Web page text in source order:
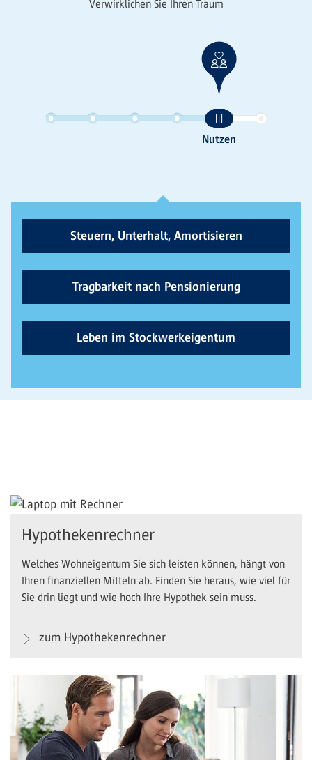
Verwirklichen Sie Ihren Traum
Steuern, Unterhalt, Amortisieren
Tragbarkeit nach Pensionierung
Leben im Stockwerkeigentum
Hypothekenrechner
Welches Wohneigentum Sie sich leisten können, hängt von
Ihren finanziellen Mitteln ab. Finden Sie heraus, wie viel für
Sie drin liegt und wie hoch Ihre Hypothek sein muss.
zum Hypothekenrechner